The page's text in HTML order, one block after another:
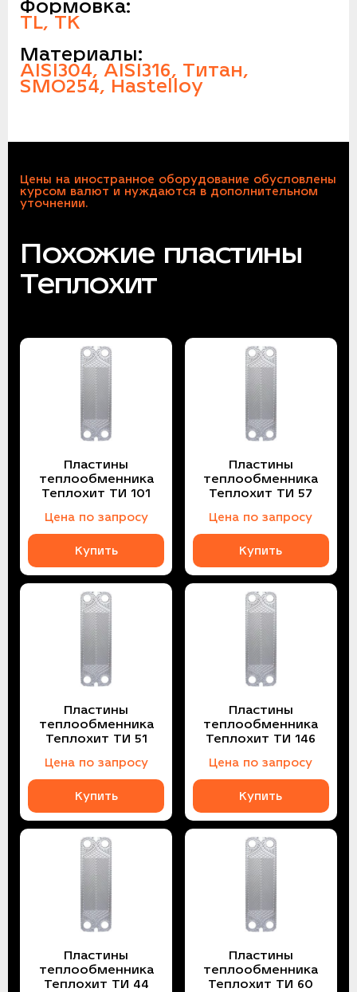
Формовка:
TL, TK
Материалы:
AISI304, AISI316, Титан,
SMO254, Hastelloy
Цены на иностранное оборудование обусловлены
курсом валют и нуждаются в дополнительном
уточнении.
Похожие пластины
Теплохит
Пластины
теплообменника
Теплохит ТИ 101
Цена по запросу
Купить
Пластины
теплообменника
Теплохит ТИ 57
Цена по запросу
Купить
Пластины
теплообменника
Теплохит ТИ 51
Цена по запросу
Купить
Пластины
теплообменника
Теплохит ТИ 146
Цена по запросу
Купить
Пластины
теплообменника
Теплохит ТИ 44
Пластины
теплообменника
Теплохит ТИ 60